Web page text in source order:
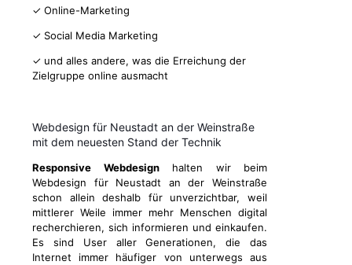
✓ Online-Marketing
✓ Social Media Marketing
✓ und alles andere, was die Erreichung der
Zielgruppe online ausmacht
Webdesign für Neustadt an der Weinstraße
mit dem neuesten Stand der Technik
Responsive Webdesignhalten wir beim
Webdesign für Neustadt an der Weinstraße
schon allein deshalb für unverzichtbar, weil
mittlerer Weile immer mehr Menschen digital
recherchieren, sich informieren und einkaufen.
Es sind User aller Generationen, die das
Internet immer häufiger von unterwegs aus